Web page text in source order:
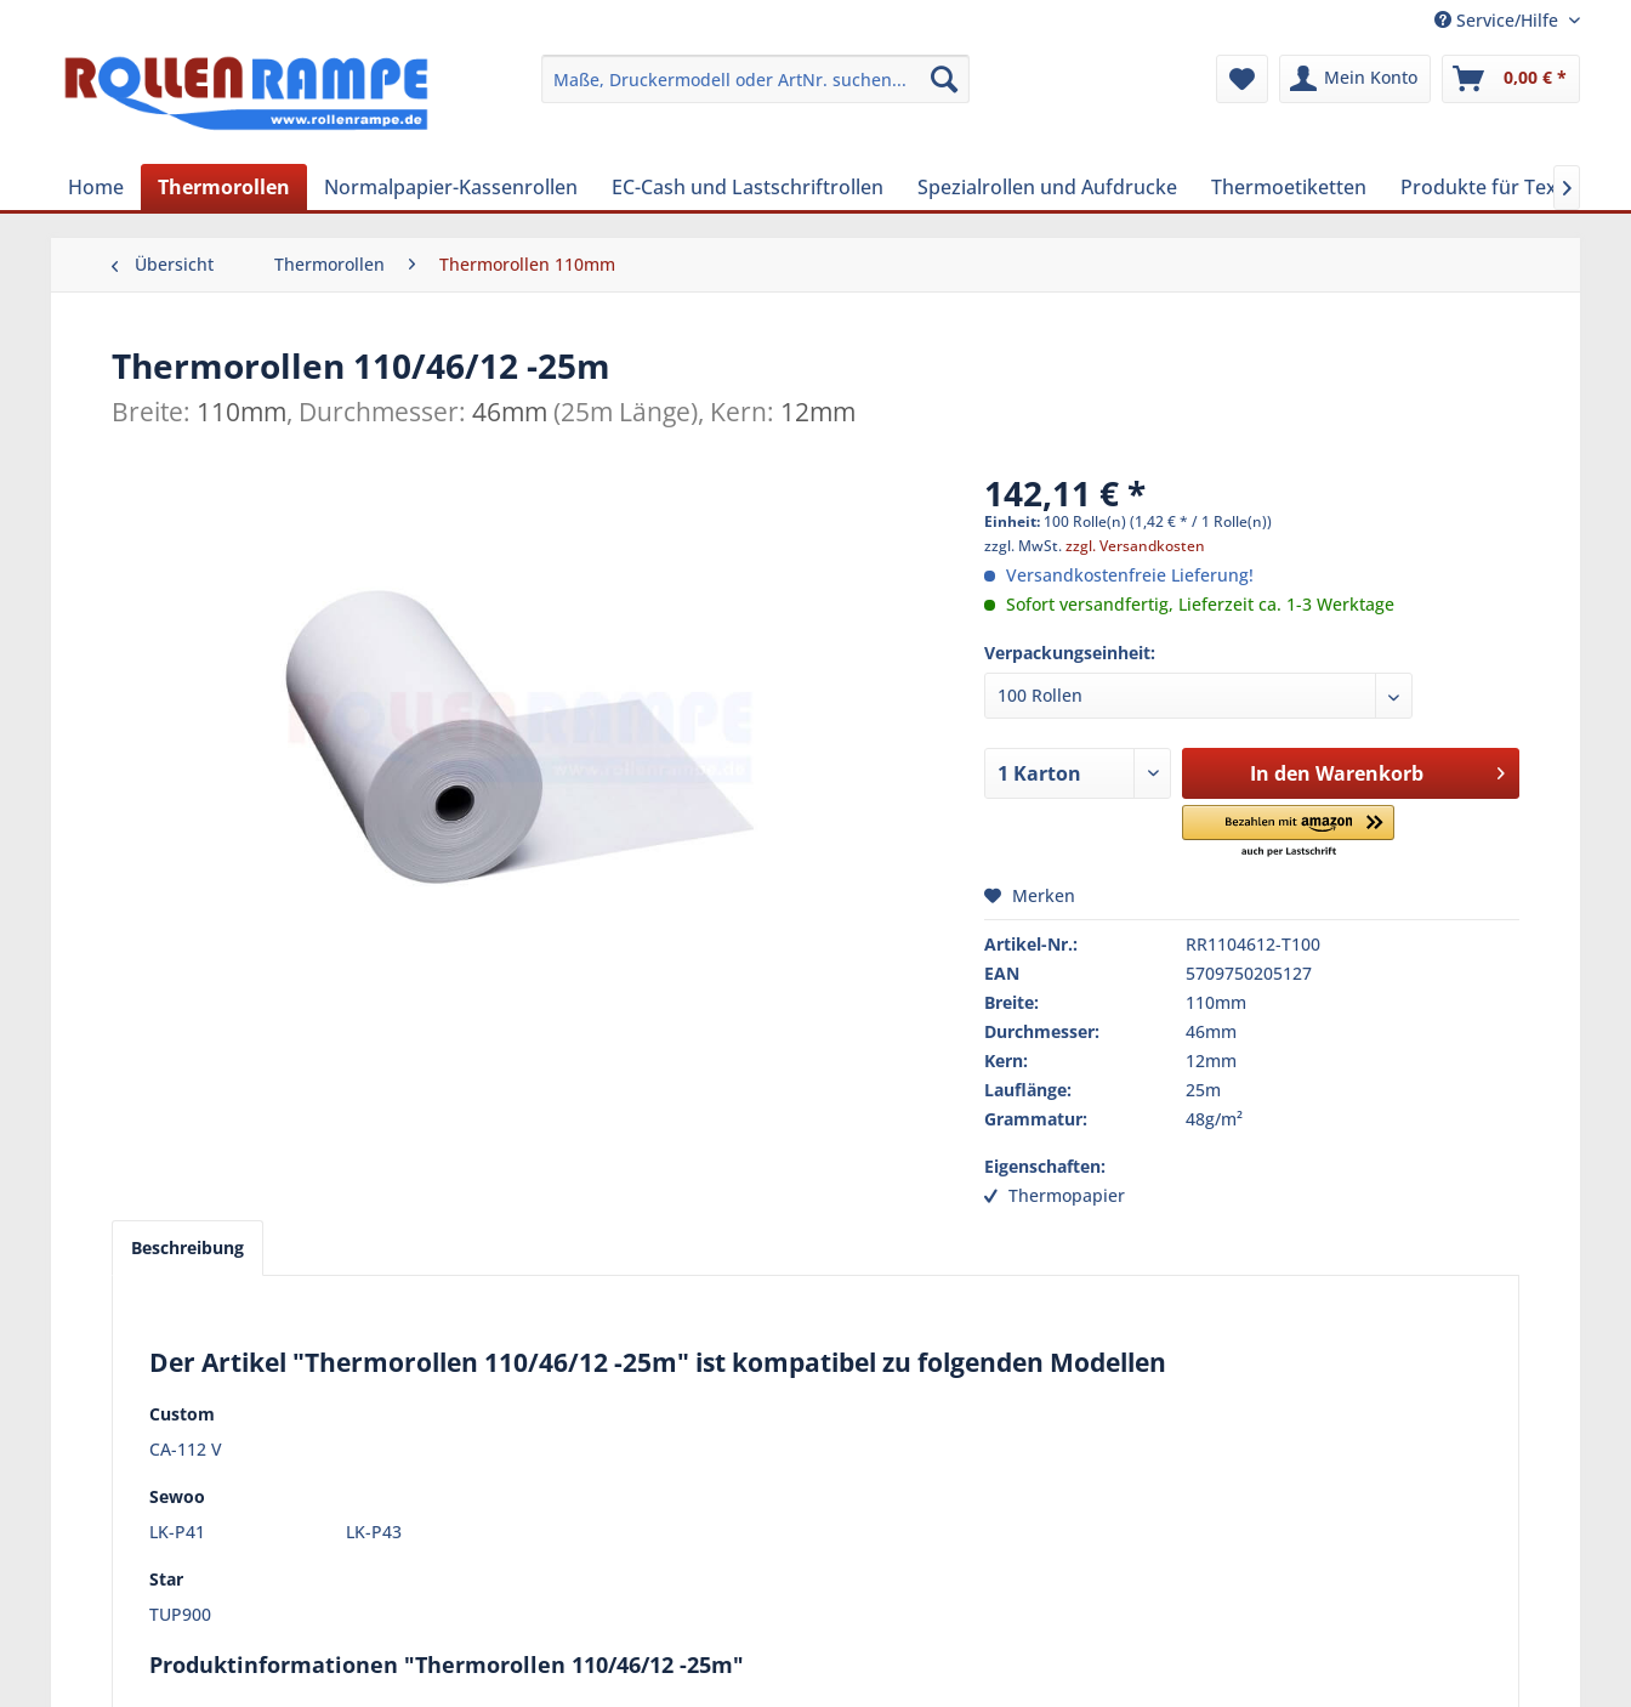
Service/Hilfe
Mein Konto 0,00 € *
Home Thermorollen Normalpapier-Kassenrollen EC-Cash und Lastschriftrollen Spezialrollen und Aufdrucke Thermoetiketten Produkte für 
Übersicht Thermorollen Thermorollen 110mm
Thermorollen 110/46/12 -25m
Breite: 110mm, Durchmesser: 46mm (25m Länge), Kern: 12mm
142,11 € *
Einheit: 100 Rolle(n)(1,42 € * / 1 Rolle(n))
zzgl. MwSt.zzgl. Versandkosten
Versandkostenfreie Lieferung!
Sofort versandfertig, Lieferzeit ca. 1-3 Werktage
Verpackungseinheit:
In den Warenkorb
Merken
Artikel-Nr.:
RR1104612-T100
EAN
5709750205127
Breite:
110mm
Durchmesser:
46mm
Kern:
12mm
Lauflänge:
25m
Grammatur:
48g/m²
Eigenschaften:
Thermopapier
Beschreibung
Der Artikel "Thermorollen 110/46/12 -25m" ist kompatibel zu folgenden Modellen
Custom
CA-112 V
Sewoo
LK-P41
LK-P43
Star
TUP900
Produktinformationen "Thermorollen 110/46/12 -25m"